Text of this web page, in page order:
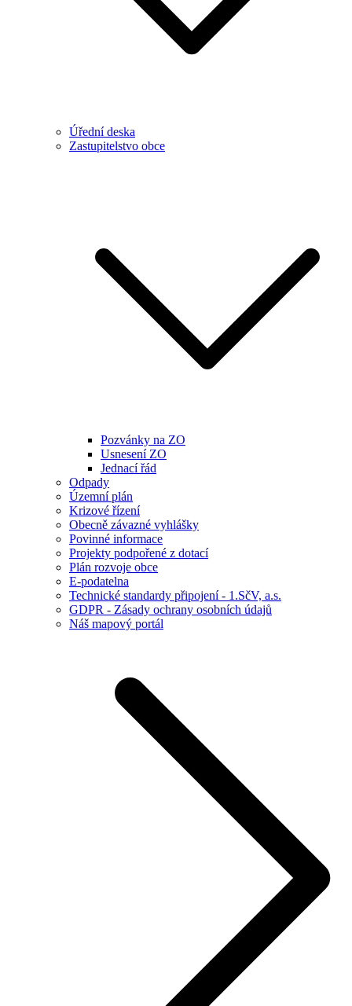
Úřední deska
Zastupitelstvo obce
Pozvánky na ZO
Usnesení ZO
Jednací řád
Odpady
Územní plán
Krizové řízení
Obecně závazné vyhlášky
Povinné informace
Projekty podpořené z dotací
Plán rozvoje obce
E-podatelna
Technické standardy připojení - 1.SčV, a.s.
GDPR - Zásady ochrany osobních údajů
Náš mapový portál